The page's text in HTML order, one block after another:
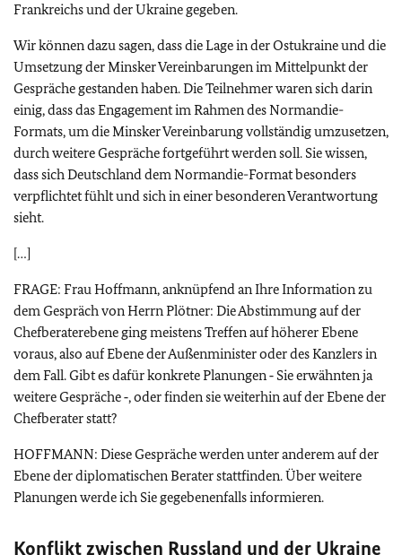
Frankreichs und der Ukraine gegeben.
Wir können dazu sagen, dass die Lage in der Ostukraine und die
Umsetzung der Minsker Vereinbarungen im Mittelpunkt der
Gespräche gestanden haben. Die Teilnehmer waren sich darin
einig, dass das Engagement im Rahmen des Normandie-
Formats, um die Minsker Vereinbarung vollständig umzusetzen,
durch weitere Gespräche fortgeführt werden soll. Sie wissen,
dass sich Deutschland dem Normandie-Format besonders
verpflichtet fühlt und sich in einer besonderen Verantwortung
sieht.
[…]
FRAGE: Frau Hoffmann, anknüpfend an Ihre Information zu
dem Gespräch von Herrn Plötner: Die Abstimmung auf der
Chefberaterebene ging meistens Treffen auf höherer Ebene
voraus, also auf Ebene der Außenminister oder des Kanzlers in
dem Fall. Gibt es dafür konkrete Planungen ‑ Sie erwähnten ja
weitere Gespräche ‑, oder finden sie weiterhin auf der Ebene der
Chefberater statt?
HOFFMANN: Diese Gespräche werden unter anderem auf der
Ebene der diplomatischen Berater stattfinden. Über weitere
Planungen werde ich Sie gegebenenfalls informieren.
Konflikt zwischen Russland und der Ukraine